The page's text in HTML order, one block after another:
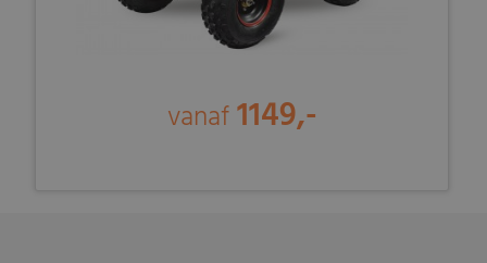
vanaf1149,-